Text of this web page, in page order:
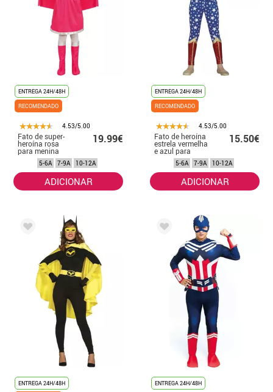
ENTREGA 24H/48H
RECOMENDADO
4.53/5.00
Fato de super-
heroína rosa
para menina
19.99€
5-6A 7-9A 10-12A
ADICIONAR
ENTREGA 24H/48H
RECOMENDADO
4.53/5.00
Fato de heroína
estrela vermelha
e azul para
menina
15.50€
5-6A 7-9A 10-12A
ADICIONAR
ENTREGA 24H/48H
ENTREGA 24H/48H